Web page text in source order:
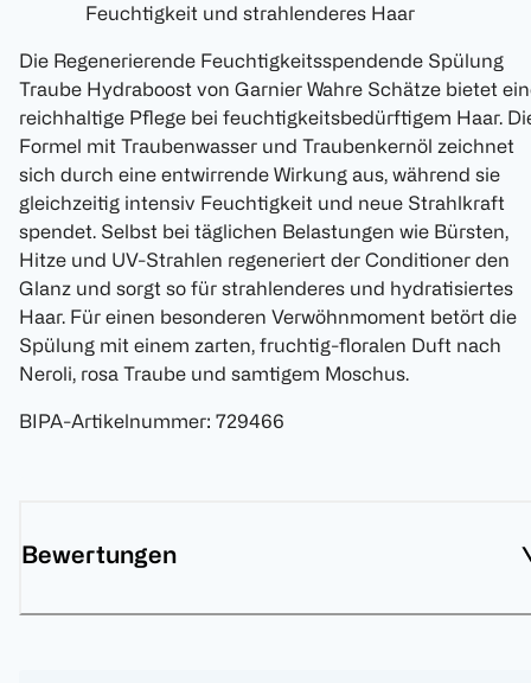
Feuchtigkeit und strahlenderes Haar
Die Regenerierende Feuchtigkeitsspendende Spülung
Traube Hydraboost von Garnier Wahre Schätze bietet
reichhaltige Pflege bei feuchtigkeitsbedürftigem Haar.
Formel mit Traubenwasser und Traubenkernöl zeichnet
sich durch eine entwirrende Wirkung aus, während sie
gleichzeitig intensiv Feuchtigkeit und neue Strahlkraft
spendet. Selbst bei täglichen Belastungen wie Bürsten,
Hitze und UV-Strahlen regeneriert der Conditioner den
Glanz und sorgt so für strahlenderes und hydratisiertes
Haar. Für einen besonderen Verwöhnmoment betört die
Spülung mit einem zarten, fruchtig-floralen Duft nach
Neroli, rosa Traube und samtigem Moschus.
BIPA-Artikelnummer: 729466
Bewertungen